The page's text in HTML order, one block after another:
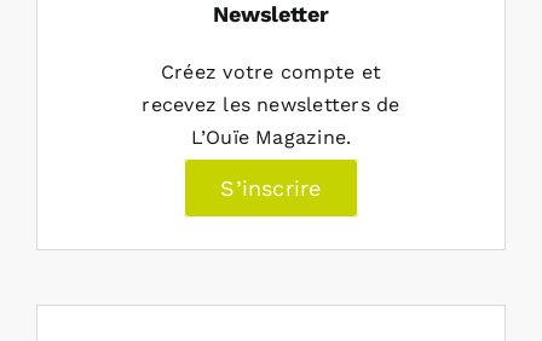
Newsletter
Créez votre compte et
recevez les newsletters de
L’Ouïe Magazine.
S’inscrire